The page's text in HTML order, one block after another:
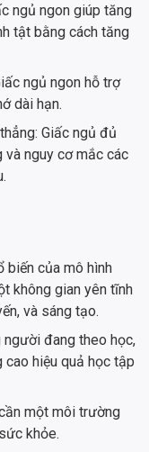
ngủ ngon giúp tăng
tật bằng cách tăng
ngủ ngon hỗ trợ
dài hạn.
Giấc ngủ đủ
nguy cơ mắc các
biến của mô hình
không gian yên tĩnh
và sáng tạo.
đang theo học,
cao hiệu quả học tập
một môi trường
khỏe.